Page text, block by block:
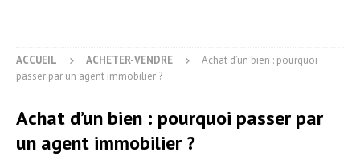
ACCUEIL ACHETER-VENDRE
Achat d’un bien : pourquoi
passer par un agent immobilier ?
Achat d’un bien : pourquoi passer par
un agent immobilier ?